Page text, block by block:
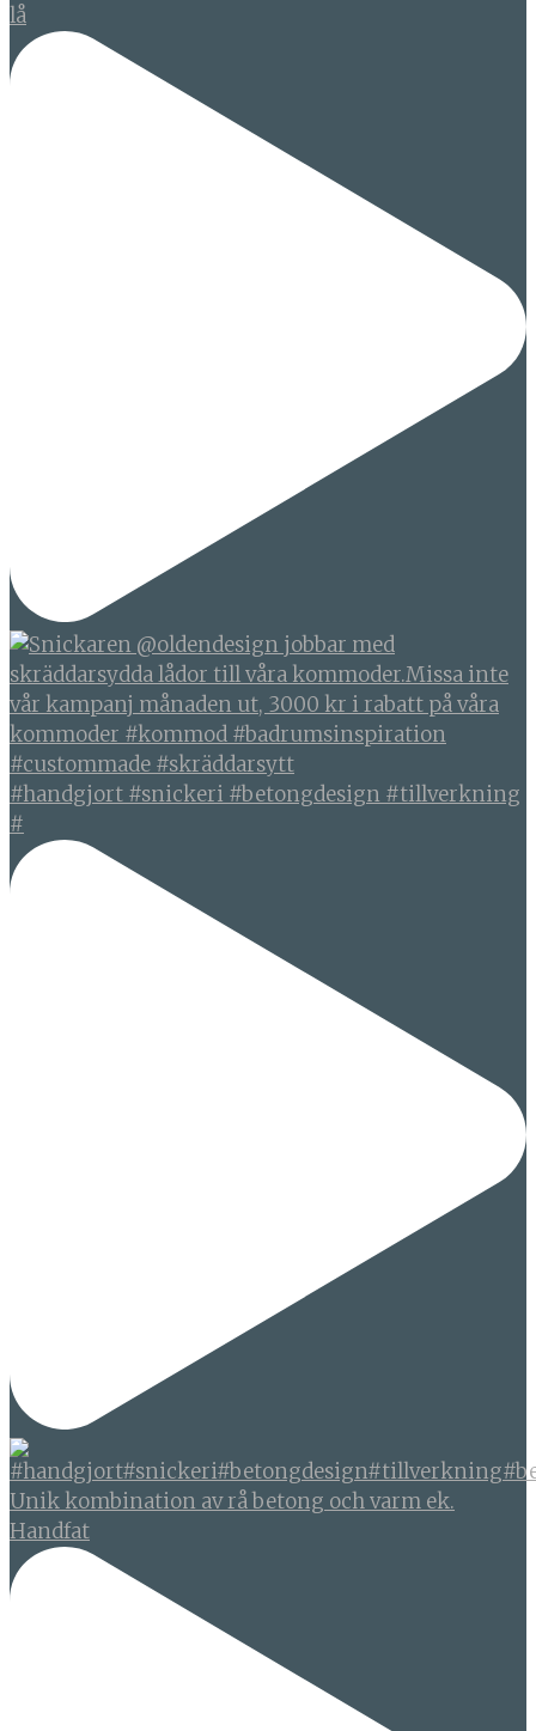
lå
#handgjort #snickeri #betongdesign #tillverkning
#
Unik kombination av rå betong och varm ek.
Handfat